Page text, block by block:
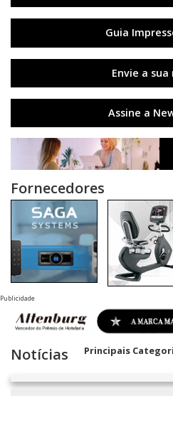
Guia
Envie a
Assine a
Fornecedores
Publicidade
Notícias Principais